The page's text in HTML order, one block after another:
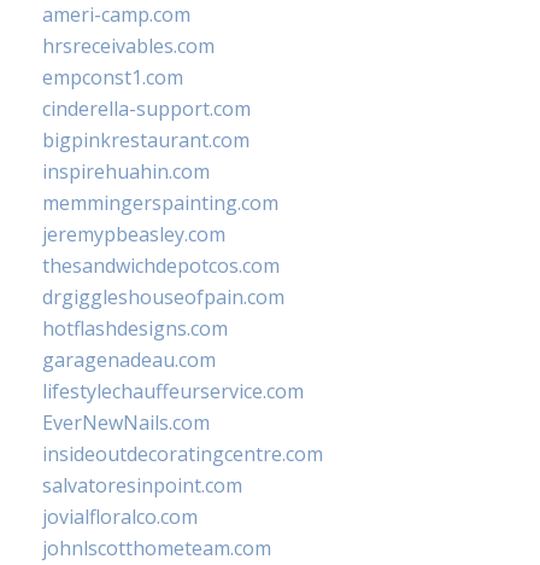
ameri-camp.com
hrsreceivables.com
empconst1.com
cinderella-support.com
bigpinkrestaurant.com
inspirehuahin.com
memmingerspainting.com
jeremypbeasley.com
thesandwichdepotcos.com
drgiggleshouseofpain.com
hotflashdesigns.com
garagenadeau.com
lifestylechauffeurservice.com
EverNewNails.com
insideoutdecoratingcentre.com
salvatoresinpoint.com
jovialfloralco.com
johnlscotthometeam.com